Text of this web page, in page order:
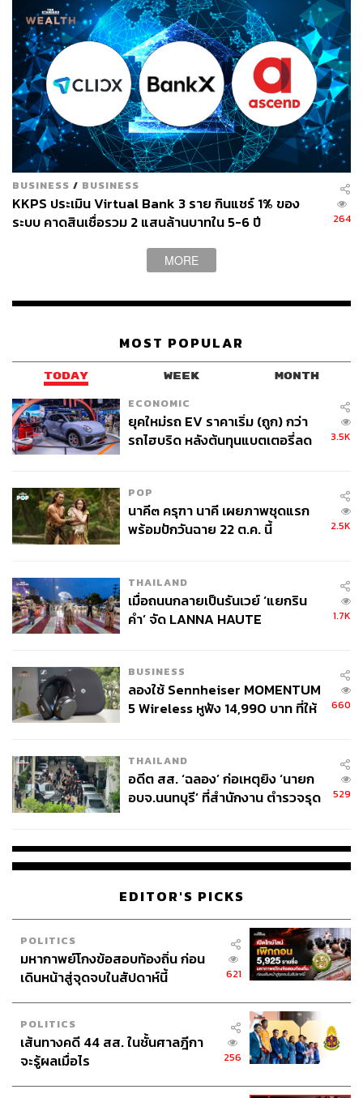
BUSINESS / BUSINESS
KKPS ประเมิน Virtual Bank 3 ราย กินแชร์ 1% ของ
ระบบ คาดสินเชื่อรวม 2 แสนล้านบาทใน 5-6 ปี
264
MORE
MOST POPULAR
TODAY WEEK MONTH
ECONOMIC
ยุคใหม่รถ EV ราคาเริ่ม (ถูก) กว่า
รถไฮบริด หลังต้นทุนแบตเตอรี่ลด
3.5K
POP
นาคี๓ ครุฑา นาคี เผยภาพชุดแรก
พร้อมปักวันฉาย 22 ต.ค. นี้
2.5K
THAILAND
เมื่อถนนกลายเป็นรันเวย์ ‘แยกริน
คำ’ จัด LANNA HAUTE
1.7K
BUSINESS
ลองใช้ Sennheiser MOMENTUM
5 Wireless หูฟัง 14,990 บาท ที่ให้
660
THAILAND
อดีต สส. ‘ฉลอง’ ก่อเหตุยิง ‘นายก
อบจ.นนทบุรี’ ที่สำนักงาน ตำรวจรุด
529
EDITOR'S PICKS
POLITICS
มหากาพย์โกงข้อสอบท้องถิ่น ก่อน
เดินหน้าสู่จุดจบในสัปดาห์นี้
621
POLITICS
เส้นทางคดี 44 สส. ในชั้นศาลฎีกา
จะรู้ผลเมื่อไร
256